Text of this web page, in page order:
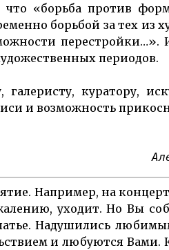
что «борьба против
борь­бой за тех
пере­стройки…».
пе­риодов.
куратору,
и возможность
На­при­мер, на
уходит. Но Вы
На­ду­ши­лись
и любуются Вами.